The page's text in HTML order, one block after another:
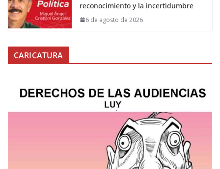
reconocimiento y la incertidumbre
6 de agosto de 2026
CARICATURA